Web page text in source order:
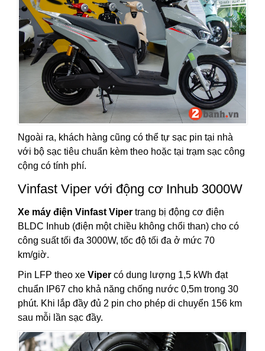
Ngoài ra, khách hàng cũng có thể tự sạc pin tại nhà
với bộ sạc tiêu chuẩn kèm theo hoặc tại trạm sạc công
cộng có tính phí.
Vinfast Viper với động cơ Inhub 3000W
Xe máy điện Vinfast Viper trang bị động cơ điện
BLDC Inhub (điện một chiều không chổi than) cho có
công suất tối đa 3000W, tốc độ tối đa ở mức 70
km/giờ.
Pin LFP theo xe Viper có dung lượng 1,5 kWh đạt
chuẩn IP67 cho khả năng chống nước 0,5m trong 30
phút. Khi lắp đầy đủ 2 pin cho phép di chuyển 156 km
sau mỗi lần sạc đầy.